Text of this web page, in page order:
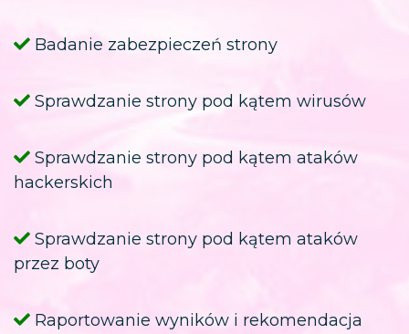
Badanie zabezpieczeń strony
Sprawdzanie strony pod kątem wirusów
Sprawdzanie strony pod kątem ataków
hackerskich
Sprawdzanie strony pod kątem ataków
przez boty
Raportowanie wyników i rekomendacja